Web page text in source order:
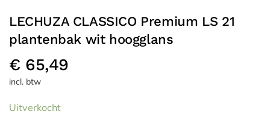
LECHUZA CLASSICO Premium LS 21
plantenbak wit hoogglans
€ 65,49
incl. btw
Uitverkocht